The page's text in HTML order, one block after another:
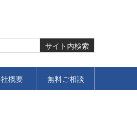
概要 無料ご相談